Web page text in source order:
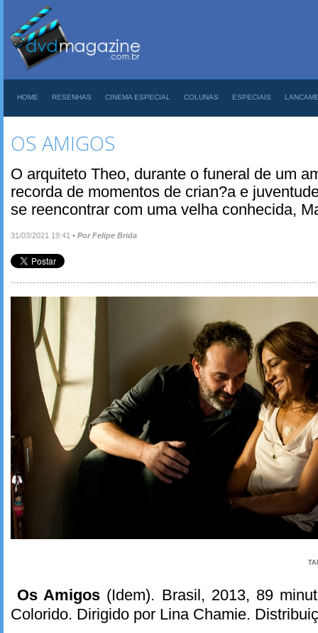
HOME RESENHAS CINEMA ESPECIAL COLUNAS ESPECIAIS
OS AMIGOS
O arquiteto Theo, durante o funeral de um
recorda de momentos de crian?a e
se reencontrar com uma velha conhecida,
31/03/2021 19:41 • Por Felipe Brida
Os Amigos (Idem). Brasil, 2013, 89
Colorido. Dirigido por Lina Chamie.